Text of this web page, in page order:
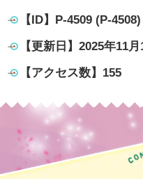
【ID】 P-4509 (P-4508)
【更新日】 2025年11月
【アクセス数】 155